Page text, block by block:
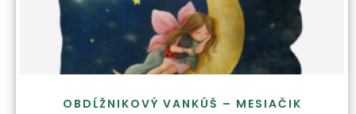
OBDĹŽNIKOVÝ VANKÚŠ – MESIAČIK